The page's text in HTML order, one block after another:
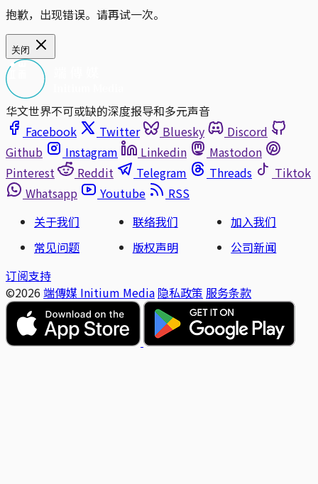
抱歉，出现错误。请再试一次。
关闭
华文世界不可或缺的深度报导和多元声音
Facebook
Twitter Bluesky
Discord
Github
Instagram Linkedin
Mastodon
Pinterest
Reddit Telegram Threads
Tiktok
Whatsapp
Youtube
RSS
关于我们
联络我们
加入我们
常见问题
版权声明
公司新闻
订阅支持
©2026 端傳媒 Initium Media 隐私政策 服务条款